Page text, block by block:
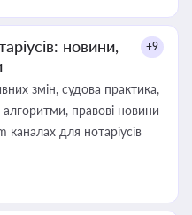
новини,
+9
змін, судова практика,
алгоритми, правові новини
для нотаріусів